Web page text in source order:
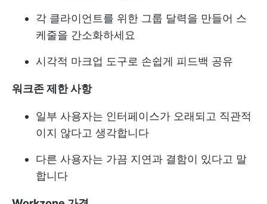
각 클라이언트를 위한 그룹 달력을 만들어 스
케줄을 간소화하세요
시각적 마크업 도구로 손쉽게 피드백 공유
워크존 제한 사항
일부 사용자는 인터페이스가 오래되고 직관적
이지 않다고 생각합니다
다른 사용자는 가끔 지연과 결함이 있다고 말
합니다